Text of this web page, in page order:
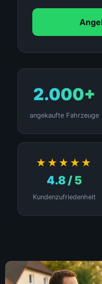
2.000+
angekaufte Fahrzeuge
★★★★★
4.8 / 5
Kundenzufriedenheit